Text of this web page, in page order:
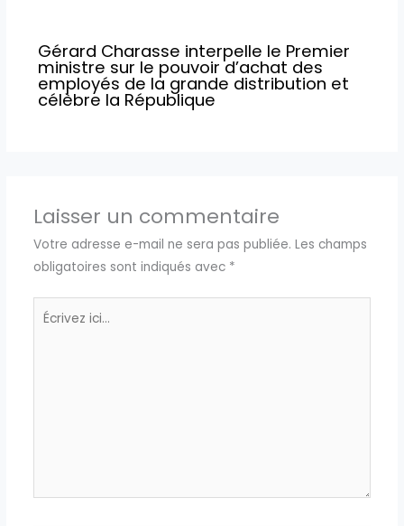
Gérard Charasse interpelle le Premier
ministre sur le pouvoir d’achat des
employés de la grande distribution et
célèbre la République
Laisser un commentaire
Votre adresse e-mail ne sera pas publiée. Les champs
obligatoires sont indiqués avec *
Écrivez